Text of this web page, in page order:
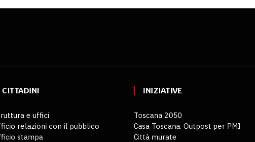
CITTADINI
e uffici
relazioni con il pubblico
stampa
INIZIATIVE
Toscana 2050
Casa Toscana. Outpost per PMI
Città murate